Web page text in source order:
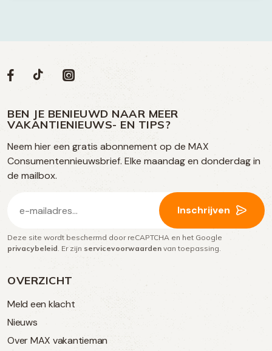
OVERZICHT
Meld een klacht
Nieuws
Over MAX vakantieman
Volg
op
social
media
Social
Volg
op
Facebook
Volg
op
TikTok
Volg
op
Instagram
BEN JE BENIEUWD NAAR MEER
VAKANTIENIEUWS- EN TIPS?
Neem hier een gratis abonnement op de MAX
Consumentennieuwsbrief. Elke maandag en donderdag in
de mailbox.
mailadres
(Vereist)
Inschrijven
Deze site wordt beschermd door reCAPTCHA en het Google
privacybeleid . Er zijn servicevoorwaarden van toepassing.